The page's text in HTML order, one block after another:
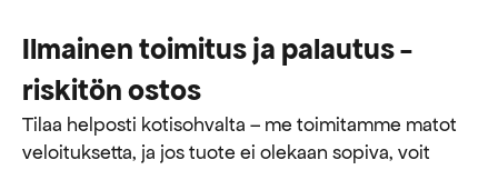
Ilmainen toimitus ja palautus -
riskitön ostos
Tilaa helposti kotisohvalta – me toimitamme matot
veloituksetta, ja jos tuote ei olekaan sopiva, voit